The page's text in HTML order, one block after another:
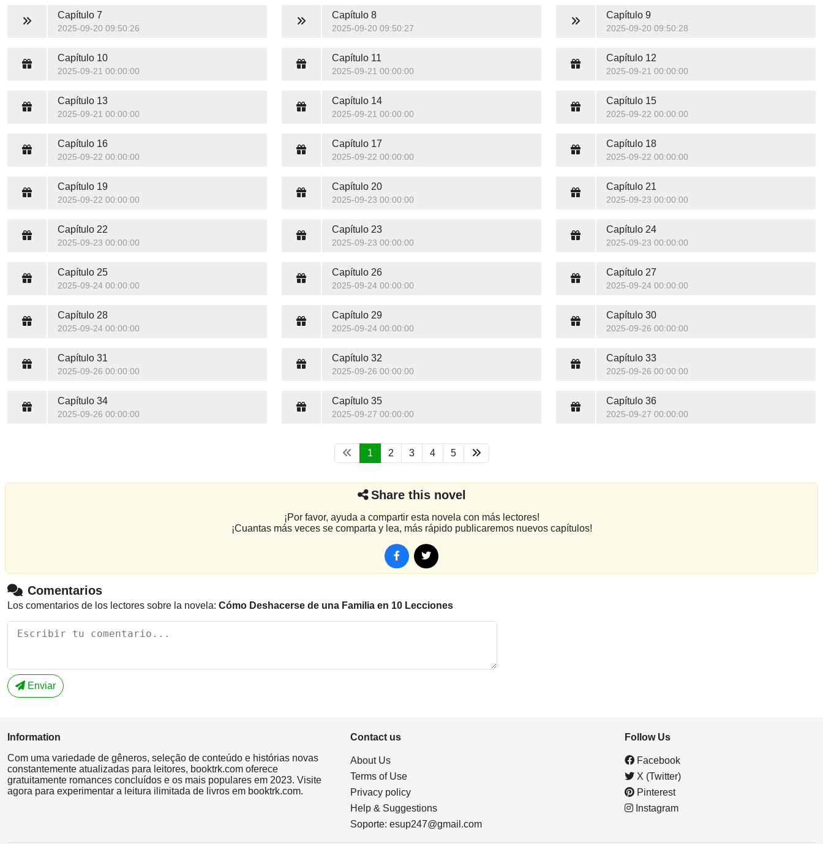
Capítulo 7
2025-09-20 09:50:26
Capítulo 8
2025-09-20 09:50:27
Capítulo 9
2025-09-20 09:50:28
Capítulo 10
2025-09-21 00:00:00
Capítulo 11
2025-09-21 00:00:00
Capítulo 12
2025-09-21 00:00:00
Capítulo 13
2025-09-21 00:00:00
Capítulo 14
2025-09-21 00:00:00
Capítulo 15
2025-09-22 00:00:00
Capítulo 16
2025-09-22 00:00:00
Capítulo 17
2025-09-22 00:00:00
Capítulo 18
2025-09-22 00:00:00
Capítulo 19
2025-09-22 00:00:00
Capítulo 20
2025-09-23 00:00:00
Capítulo 21
2025-09-23 00:00:00
Capítulo 22
2025-09-23 00:00:00
Capítulo 23
2025-09-23 00:00:00
Capítulo 24
2025-09-23 00:00:00
Capítulo 25
2025-09-24 00:00:00
Capítulo 26
2025-09-24 00:00:00
Capítulo 27
2025-09-24 00:00:00
Capítulo 28
2025-09-24 00:00:00
Capítulo 29
2025-09-24 00:00:00
Capítulo 30
2025-09-26 00:00:00
Capítulo 31
2025-09-26 00:00:00
Capítulo 32
2025-09-26 00:00:00
Capítulo 33
2025-09-26 00:00:00
Capítulo 34
2025-09-26 00:00:00
Capítulo 35
2025-09-27 00:00:00
Capítulo 36
2025-09-27 00:00:00
1 2 3 4 5
Share this novel
¡Por favor, ayuda a compartir esta novela con más lectores!
¡Cuantas más veces se comparta y lea, más rápido publicaremos nuevos capítulos!
Comentarios
Los comentarios de los lectores sobre la novela: Cómo Deshacerse de una Familia en 10 Lecciones
Enviar
Information
Com uma variedade de gêneros, seleção de conteúdo e histórias novas
constantemente atualizadas para leitores, booktrk.com oferece
gratuitamente romances concluídos e os mais populares em 2023. Visite
agora para experimentar a leitura ilimitada de livros em booktrk.com.
Contact us
About Us
Terms of Use
Privacy policy
Help & Suggestions
Soporte: esup247@gmail.com
Follow Us
Facebook
X (Twitter)
Pinterest
Instagram